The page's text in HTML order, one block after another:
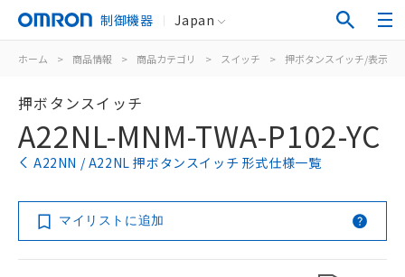
制御機器 Japan
ホーム > 商品情報 > 商品カテゴリ > スイッチ > 押ボタンスイッチ/表示灯
押ボタンスイッチ
A22NL-MNM-TWA-P102-YC
A22NN / A22NL 押ボタンスイッチ 形式仕様一覧
マイリストに追加